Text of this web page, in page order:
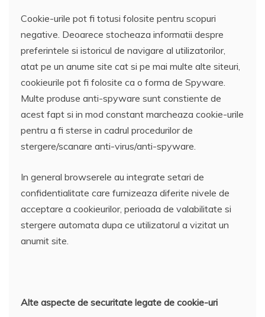
Cookie-urile pot fi totusi folosite pentru scopuri
negative. Deoarece stocheaza informatii despre
preferintele si istoricul de navigare al utilizatorilor,
atat pe un anume site cat si pe mai multe alte siteuri,
cookieurile pot fi folosite ca o forma de Spyware.
Multe produse anti-spyware sunt constiente de
acest fapt si in mod constant marcheaza cookie-urile
pentru a fi sterse in cadrul procedurilor de
stergere/scanare anti-virus/anti-spyware.
In general browserele au integrate setari de
confidentialitate care furnizeaza diferite nivele de
acceptare a cookieurilor, perioada de valabilitate si
stergere automata dupa ce utilizatorul a vizitat un
anumit site.
Alte aspecte de securitate legate de cookie-uri